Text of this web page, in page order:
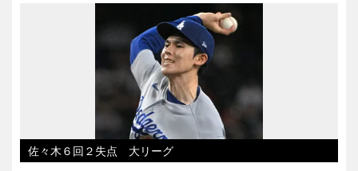
佐々木６回２失点 大リーグ